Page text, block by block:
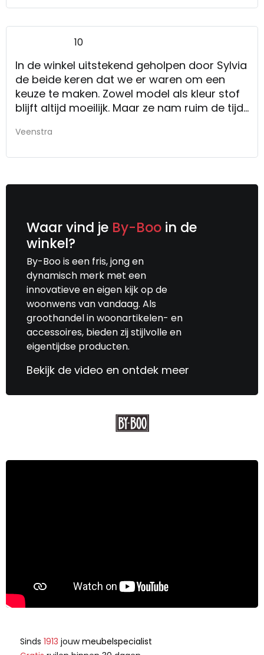
10
In de winkel uitstekend geholpen door Sylvia
de beide keren dat we er waren om een
keuze te maken. Zowel model als kleur stof
blijft altijd moeilijk. Maar ze nam ruim de tijd
zelfs wat eerder dan oorspronkelijk
uitstekend verzorgd. Professioneel!! Bram
was vrolijk en zorgzaam. Samen hebben ze
met zorg dan ook de stoel geplaatst. Nog
wat zaken uitgelegd op een fijne manier. Een
volgende keer graag ook op deze manier. Ik
voel mij echt een klant bij Kruit & Kramer.
Niets, alles was pico bello.
Veenstra
Waar vind je By-Boo in de
winkel?
By-Boo is een fris, jong en
dynamisch merk met een
innovatieve en eigen kijk op de
woonwens van vandaag. Als
groothandel in woonartikelen- en
accessoires, bieden zij stijlvolle en
eigentijdse producten.
Bekijk de video en ontdek meer
Sinds 1913 jouwmeubelspecialist